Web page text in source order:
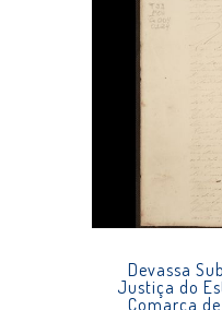
Devassa
Justiça do
Comarca